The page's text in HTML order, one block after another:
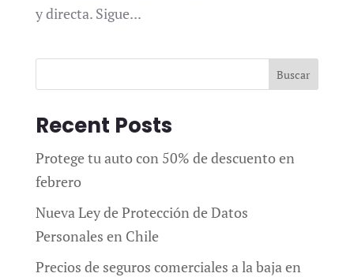
y directa. Sigue...
Buscar
Recent Posts
Protege tu auto con 50% de descuento en
febrero
Nueva Ley de Protección de Datos
Personales en Chile
Precios de seguros comerciales a la baja en